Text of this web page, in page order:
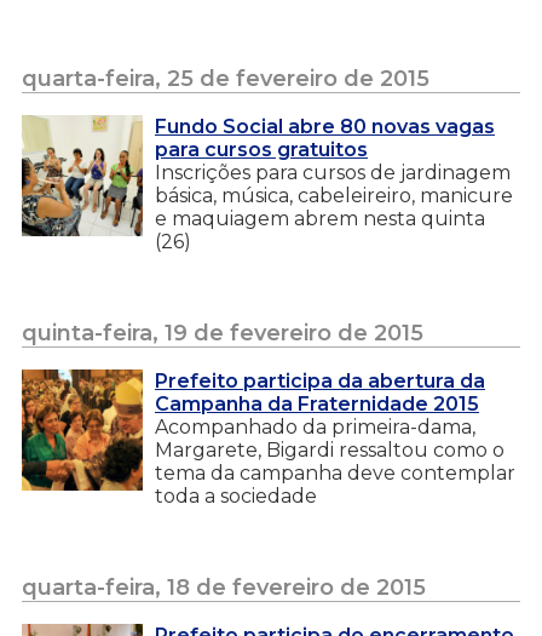
quarta-feira, 25 de fevereiro de 2015
Fundo Social abre 80 novas vagas
para cursos gratuitos
Inscrições para cursos de jardinagem
básica, música, cabeleireiro, manicure
e maquiagem abrem nesta quinta
(26)
quinta-feira, 19 de fevereiro de 2015
Prefeito participa da abertura da
Campanha da Fraternidade 2015
Acompanhado da primeira-dama,
Margarete, Bigardi ressaltou como o
tema da campanha deve contemplar
toda a sociedade
quarta-feira, 18 de fevereiro de 2015